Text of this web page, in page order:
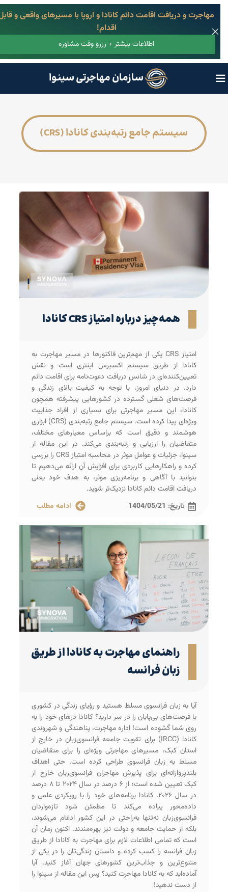
سازمان مهاجرتی سینوا
سیستم جامع رتبه‌بندی کانادا (CRS)
همه‌چیز درباره امتیاز CRS کانادا
امتیاز CRS یکی از مهم‌ترین فاکتورها در مسیر مهاجرت به
کانادا از طریق سیستم اکسپرس اینتری است و نقش
تعیین‌کننده‌ای در شانس دریافت دعوت‌نامه برای اقامت دائم
دارد. در دنیای امروز، با توجه به کیفیت بالای زندگی و
فرصت‌های شغلی گسترده در کشورهایی پیشرفته همچون
کانادا، این مسیر مهاجرتی برای بسیاری از افراد جذابیت
ویژه‌ای پیدا کرده است. سیستم جامع رتبه‌بندی (CRS) ابزاری
هوشمند و دقیق است که براساس معیارهای مختلف،
متقاضیان را ارزیابی و رتبه‌بندی می‌کند. در این مقاله از
سینوا، جزئیات و عوامل موثر در محاسبه امتیاز CRS را بررسی
کرده و راهکارهایی کاربردی برای افزایش آن ارائه می‌دهیم تا
بتوانید با آگاهی و برنامه‌ریزی مؤثر، به هدف خود یعنی
دریافت اقامت دائم کانادا نزدیک‌تر شوید.
تاریخ: 1404/05/21 ادامه مطلب
راهنمای مهاجرت به کانادا از طریق
زبان فرانسه
آیا به زبان فرانسوی مسلط هستید و رؤیای زندگی در کشوری
با فرصت‌های بی‌پایان را در سر دارید؟ کانادا درهای خود را به
روی شما گشوده است! اداره مهاجرت، پناهندگی و شهروندی
کانادا (IRCC) برای تقویت جامعه فرانسوی‌زبان در خارج از
استان کبک، مسیرهای مهاجرتی ویژه‌ای را برای متقاضیان
مسلط به زبان فرانسوی طراحی کرده است. حتی اهداف
بلندپروازانه‌ای برای پذیرش مهاجران فرانسوی‌زبان خارج از
کبک تعیین شده است؛ از ۶ درصد در سال ۲۰۲۴ تا ۸ درصد
در سال ۲۰۲۶. کانادا برنامه‌های خود را با رویکردی علمی و
داده‌محور پیاده می‌کند تا مطمئن شود تازه‌واردان
فرانسوی‌زبان نه‌تنها به‌راحتی در این کشور ادغام می‌شوند،
بلکه از حمایت جامعه و دولت نیز بهره‌مندند. اکنون زمان آن
است که تمامی اطلاعات لازم برای مهاجرت به کانادا از طریق
زبان فرانسه را کسب کرده و داستان زندگی‌تان را در یکی از
متنوع‌ترین و جذاب‌ترین کشورهای جهان آغاز کنید. آیا
آماده‌اید که به کانادا مهاجرت کنید؟ پس این مقاله از سینوا را
از دست ندهید!
مهاجرت و دریافت اقامت دائم کانادا و اروپا با مسیرهای واقعی و
اقدام!
اطلاعات بیشتر + رزرو وقت مشاوره